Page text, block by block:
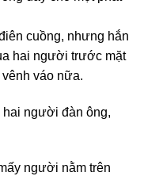
cuồng, nhưng hắn
hai người trước mặt
váo nữa.
hai người đàn ông,
người nằm trên